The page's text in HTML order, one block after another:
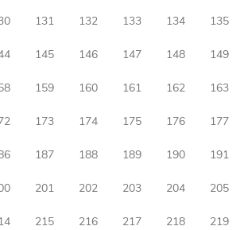
131 132 133 134 135
145 146 147 148 149
159 160 161 162 163
173 174 175 176 177
187 188 189 190 191
201 202 203 204 205
215 216 217 218 219